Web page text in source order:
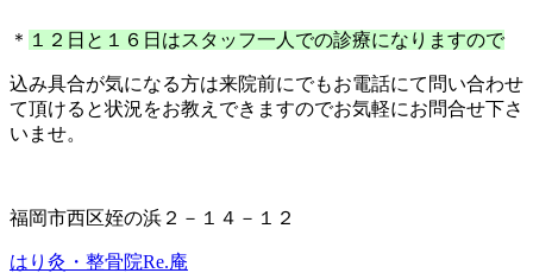
＊ １２日と１６日はスタッフ一人での診療になりますので
込み具合が気になる方は来院前にでもお電話にて問い合わせ
て頂けると状況をお教えできますのでお気軽にお問合せ下さ
いませ。
福岡市西区姪の浜２－１４－１２
はり灸・整骨院Re.庵